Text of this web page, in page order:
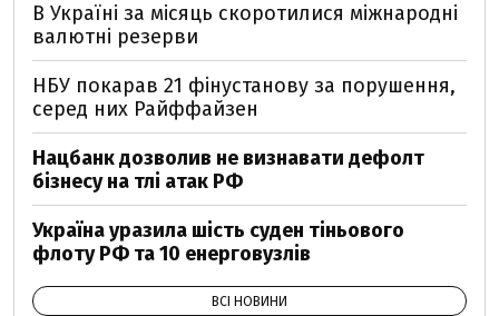
В Україні за місяць скоротилися міжнародні
валютні резерви
НБУ покарав 21 фінустанову за порушення,
серед них Райффайзен
Нацбанк дозволив не визнавати дефолт
бізнесу на тлі атак РФ
Україна уразила шість суден тіньового
флоту РФ та 10 енерговузлів
ВСІ НОВИНИ